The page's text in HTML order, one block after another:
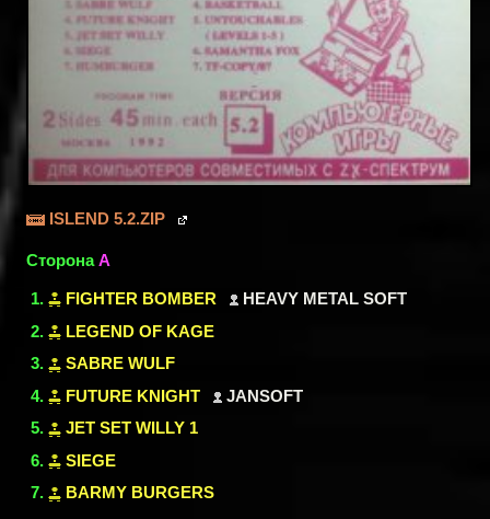
ISLEND 5.2.ZIP
СторонаA
FIGHTER BOMBER
HEAVY METAL SOFT
LEGEND OF KAGE
SABRE WULF
FUTURE KNIGHT
JANSOFT
JET SET WILLY 1
SIEGE
BARMY BURGERS